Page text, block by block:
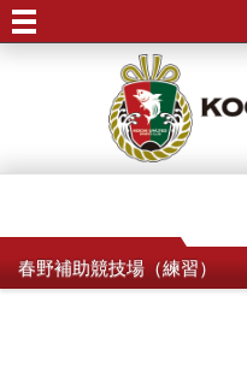
春野補助競技場（練習）